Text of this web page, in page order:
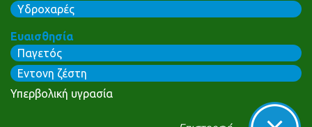
Υδροχαρές
Ευαισθησία
Παγετός
Εντονη ζέστη
Υπερβολική υγρασία